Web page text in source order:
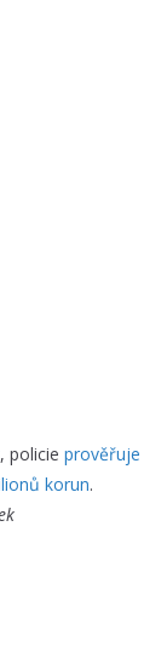
, policie prověřuje
korun.